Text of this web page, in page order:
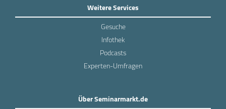
Weitere Services
Gesuche
Infothek
Podcasts
Experten-Umfragen
Über Seminarmarkt.de